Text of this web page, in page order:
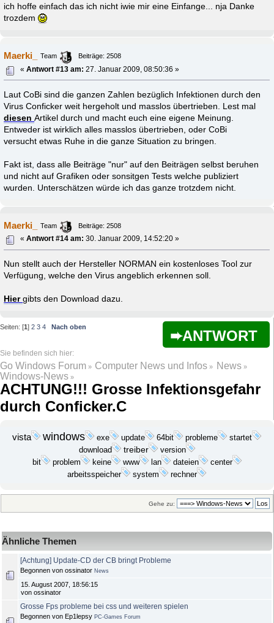
ich hoffe einfach das ich nicht iwie mir eine Einfange... nja Danke
trozdem
Maerki_ Team
Beiträge: 2508
«Antwort #13 am: 27. Januar 2009, 08:50:36 »
Laut CoBi sind die ganzen Zahlen bezüglich Infektionen durch den
Virus Conficker weit hergeholt und masslos übertrieben. Lest mal
diesenArtikel durch und macht euch eine eigene Meinung.
Entweder ist wirklich alles masslos übertrieben, oder CoBi
versucht etwas Ruhe in die ganze Situation zu bringen.
Fakt ist, dass alle Beiträge "nur" auf den Beiträgen selbst beruhen
und nicht auf Grafiken oder sonsitgen Tests welche publiziert
wurden. Unterschätzen würde ich das ganze trotzdem nicht.
Maerki_ Team
Beiträge: 2508
«Antwort #14 am: 30. Januar 2009, 14:52:20 »
Nun stellt auch der Hersteller NORMAN ein kostenloses Tool zur
Verfügung, welche den Virus angeblich erkennen soll.
Hiergibts den Download dazu.
ANTWORT
Seiten: [1] 2 3 4 Nach oben
Go Windows Forum » Computer News und Infos » News»
Windows-News »
ACHTUNG!!! Grosse Infektionsgefahr
durch Conficker.C
vista windows exe update 64bit probleme
startet
download
treiber version
bit problem keine www lan dateien
center
arbeitsspeicher
system rechner
Gehe zu:
Ähnliche Themen
[Achtung] Update-CD der CB bringt Probleme
Begonnen von ossinator News
15. August 2007, 18:56:15
von ossinator
Grosse Fps probleme bei css und weiteren spielen
Begonnen von Ep1lepsy PC-Games Forum